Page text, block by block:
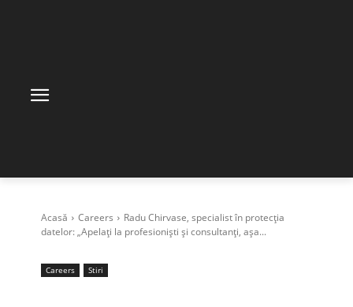
Acasă Careers
Radu Chirvase, specialist în protecția
datelor: „Apelați la profesioniști și consultanți, așa...
Careers Stiri